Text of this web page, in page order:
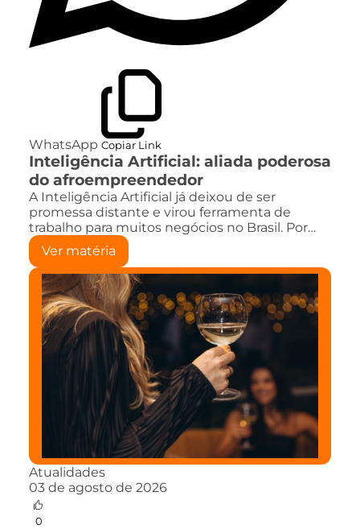
WhatsApp Copiar Link
Inteligência Artificial: aliada poderosa
do afroempreendedor
A Inteligência Artificial já deixou de ser
promessa distante e virou ferramenta de
trabalho para muitos negócios no Brasil. Por…
Ver matéria
Atualidades
03 de agosto de 2026
0